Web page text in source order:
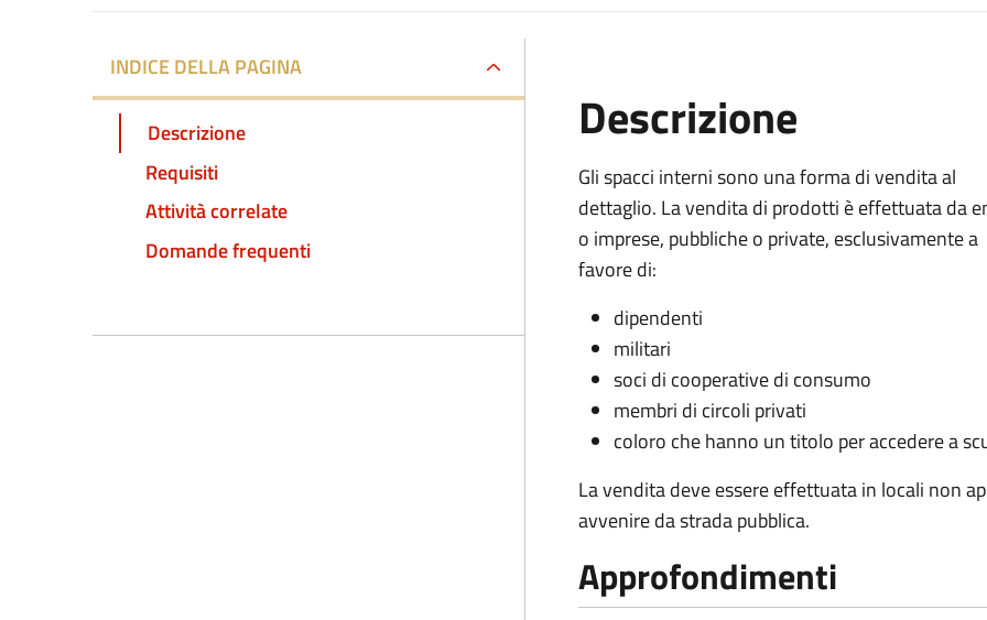
INDICE DELLA PAGINA
Descrizione
Requisiti
Attività correlate
Domande frequenti
Descrizione
Gli spacci interni sono una forma di vendita al
dettaglio. La vendita di prodotti è effettuata da
o imprese, pubbliche o private, esclusivamente a
favore di:
dipendenti
militari
soci di cooperative di consumo
membri di circoli privati
coloro che hanno un titolo per accedere a
La vendita deve essere effettuata in locali non
avvenire da strada pubblica.
Approfondimenti